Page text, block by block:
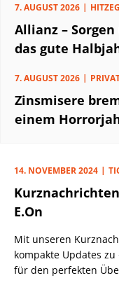
7. AUGUST 2026
Allianz –
das gute
7. AUGUST 2026
Zinsmisere
einem
14. NOVEMBER 2024
E.On
Mit unseren
kompakte Updates
für den perfekten